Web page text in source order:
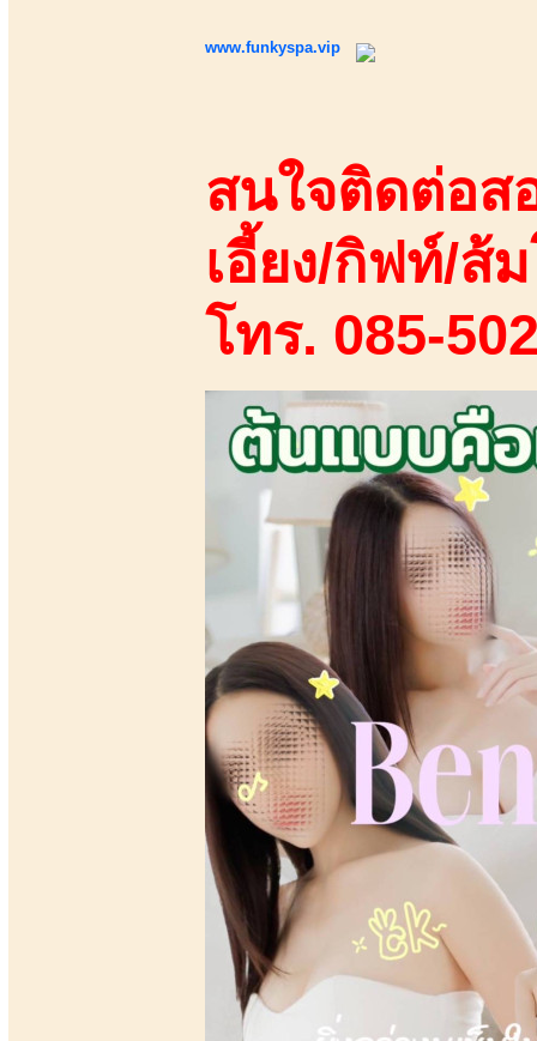
www.funkyspa.vip
สนใจติดต่อส
เอี้ยง/กิฟท์/ส้
โทร. 085-